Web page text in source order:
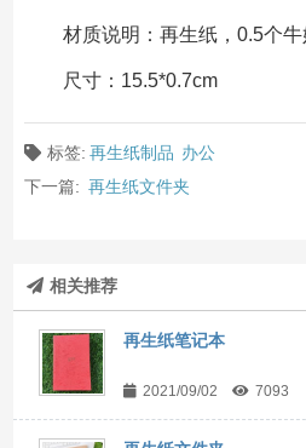
材质说明：再生纸，0.5个
尺寸：15.5*0.7cm
标签: 再生纸制品 办公
下一篇: 再生纸文件夹
相关推荐
再生纸笔记本
2021/09/02 7093